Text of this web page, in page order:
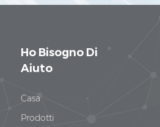
Ho Bisogno Di
Aiuto
Casa
Prodotti